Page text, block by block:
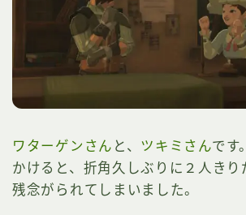
ワターゲンさん と、 ツキミさんです
かけると、折角久しぶりに２人きり
残念がられてしまいました。